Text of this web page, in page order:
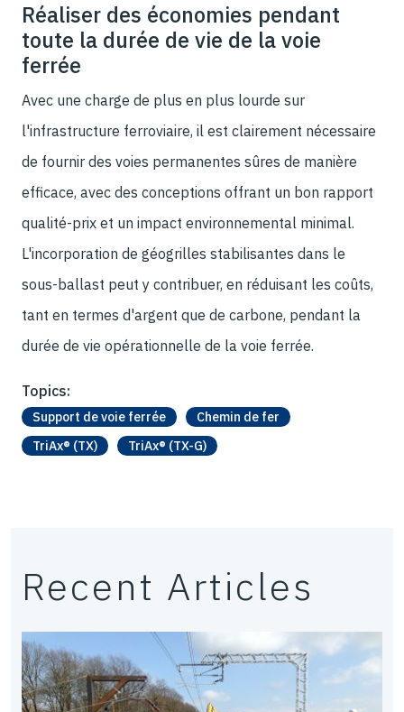
Réaliser des économies pendant
toute la durée de vie de la voie
ferrée
Avec une charge de plus en plus lourde sur
l'infrastructure ferroviaire, il est clairement nécessaire
de fournir des voies permanentes sûres de manière
efficace, avec des conceptions offrant un bon rapport
qualité-prix et un impact environnemental minimal.
L'incorporation de géogrilles stabilisantes dans le
sous-ballast peut y contribuer, en réduisant les coûts,
tant en termes d'argent que de carbone, pendant la
durée de vie opérationnelle de la voie ferrée.
Topics:
Support de voie ferrée
Chemin de fer
TriAx® (TX)
TriAx® (TX-G)
Recent Articles